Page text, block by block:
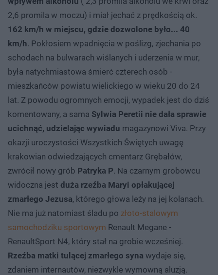
2,6 promila w moczu) i miał jechać z prędkością ok.
162 km/h w miejscu, gdzie dozwolone było... 40
km/h. Pokłosiem wpadnięcia w poślizg, zjechania po
schodach na bulwarach wiślanych i uderzenia w mur,
była natychmiastowa śmierć czterech osób -
mieszkańców powiatu wielickiego w wieku 20 do 24
lat. Z powodu ogromnych emocji, wypadek jest do dziś
komentowany, a sama Sylwia Peretii nie dała sprawie
ucichnąć, udzielając wywiadu magazynowi Viva. Przy
okazji uroczystości Wszystkich Świętych uwagę
krakowian odwiedzających cmentarz Grębałów,
zwrócił nowy grób Patryka P. Na czarnym grobowcu
widoczna jest duża rzeźba Maryi opłakującej
zmarłego Jezusa, którego głowa leży na jej kolanach.
Nie ma już natomiast śladu po złoto-stalowym
samochodziku sportowym Renault Megane -
RenaultSport N4, który stał na grobie wcześniej.
Rzeźba matki tulącej zmarłego syna wydaje się,
zdaniem internautów, niezwykle wymowną aluzją.